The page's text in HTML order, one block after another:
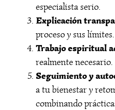
especialista serio.
Explicación
proceso y sus límites.
Trabajo espiritual
realmente necesario.
Seguimiento y
a tu bienestar y
combinando